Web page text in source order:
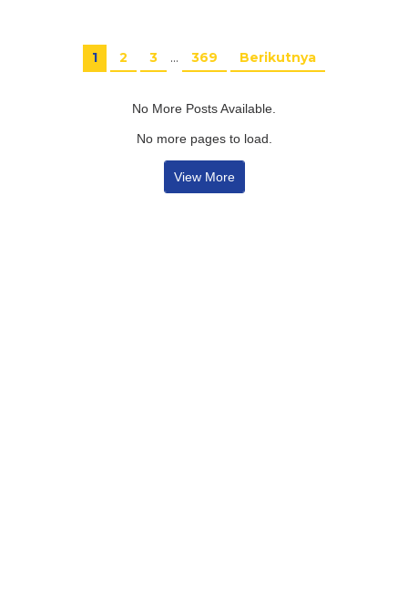
1 2 3 … 369 Berikutnya
No More Posts Available.
No more pages to load.
View More